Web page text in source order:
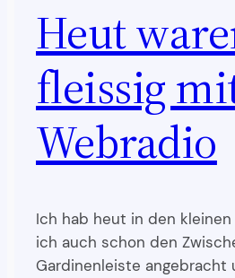
Heut
fleissig
Webradio
Ich hab heut in den kleinen
ich auch schon den
Gardinenleiste angebracht